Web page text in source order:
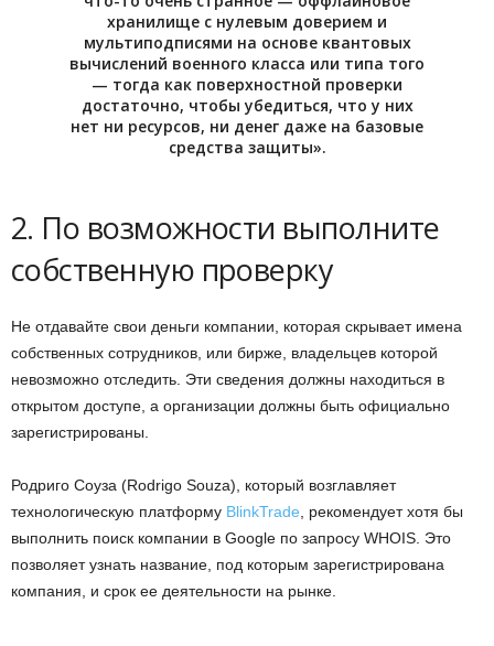
хранилище с нулевым доверием и
мультиподписями на основе квантовых
вычислений военного класса или типа того
— тогда как поверхностной проверки
достаточно, чтобы убедиться, что у них
нет ни ресурсов, ни денег даже на базовые
средства защиты».
2. По возможности выполните
собственную проверку
Не отдавайте свои деньги компании, которая скрывает имена
собственных сотрудников, или бирже, владельцев которой
невозможно отследить. Эти сведения должны находиться в
открытом доступе, а организации должны быть официально
зарегистрированы.
Родриго Соуза (Rodrigo Souza), который возглавляет
технологическую платформу BlinkTrade, рекомендует хотя бы
выполнить поиск компании в Google по запросу WHOIS. Это
позволяет узнать название, под которым зарегистрирована
компания, и срок ее деятельности на рынке.